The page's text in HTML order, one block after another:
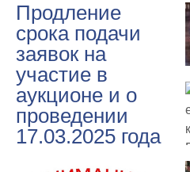
Продление
срока подачи
заявок на
участие в
аукционе и о
проведении
17.03.2025 года